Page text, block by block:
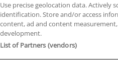
CURSOS EN TU PROVINCIA
Cursos en La Rioja
Cursos en Las Palmas
Cursos en León
Use precise geolocation data. Actively
identification. Store and/or access
content, ad and content
development.
List of Partners (vendors)